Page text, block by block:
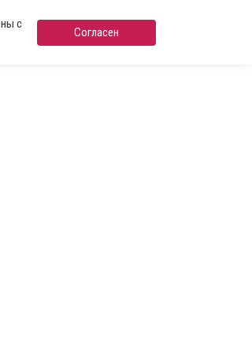
с
Согласен